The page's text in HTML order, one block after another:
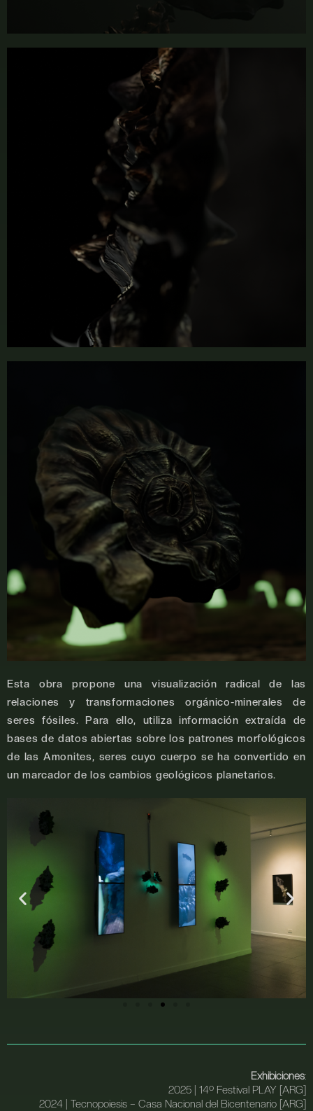
Esta obra propone una visualización radical de las
relaciones y transformaciones orgánico-minerales de
seres fósiles. Para ello, utiliza información extraída de
bases de datos abiertas sobre los patrones morfológicos
de las Amonites, seres cuyo cuerpo se ha convertido en
un marcador de los cambios geológicos planetarios.
Exhibiciones:
2025 | 14º Festival PLAY [ARG]
2024 | Tecnopoiesis – Casa Nacional del Bicentenario [ARG]